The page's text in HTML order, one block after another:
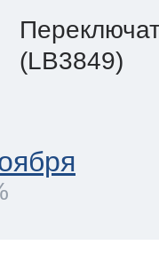
(LB3849)